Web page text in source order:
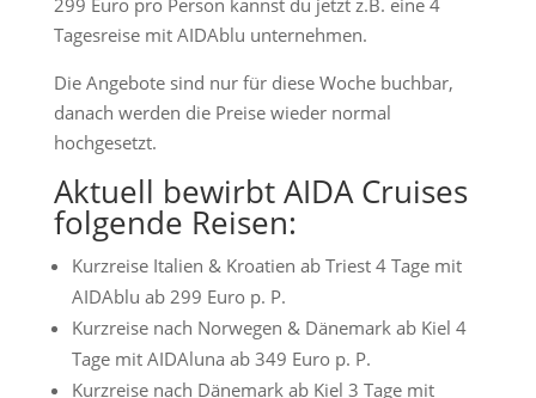
299 Euro pro Person kannst du jetzt z.B. eine 4
Tagesreise mit AIDAblu unternehmen.
Die Angebote sind nur für diese Woche buchbar,
danach werden die Preise wieder normal
hochgesetzt.
Aktuell bewirbt AIDA Cruises
folgende Reisen:
Kurzreise Italien & Kroatien ab Triest 4 Tage mit
AIDAblu ab 299 Euro p. P.
Kurzreise nach Norwegen & Dänemark ab Kiel 4
Tage mit AIDAluna ab 349 Euro p. P.
Kurzreise nach Dänemark ab Kiel 3 Tage mit